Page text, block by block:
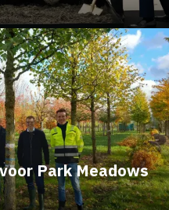
Park Meadows